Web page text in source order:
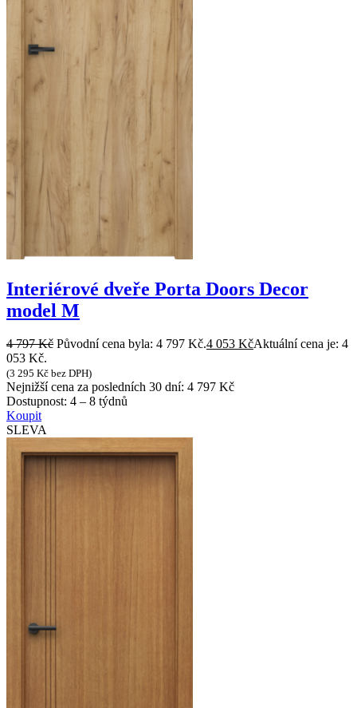
Interiérové dveře Porta Doors Decor
model M
4 797Kč Původní cena byla: 4 797 Kč.4 053 KčAktuální cena je: 4
053 Kč.
(3 295 Kč bez DPH)
Nejnižší cena za posledních 30 dní: 4 797 Kč
Dostupnost: 4 – 8 týdnů
Koupit
SLEVA